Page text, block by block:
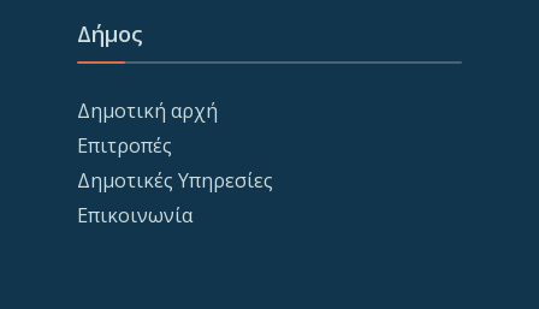
Δήμος
Δημοτική αρχή
Επιτροπές
Δημοτικές Υπηρεσίες
Επικοινωνία